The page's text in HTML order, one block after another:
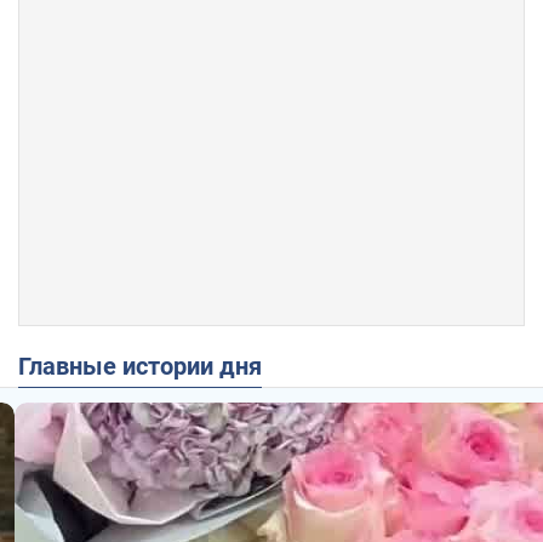
Главные истории дня